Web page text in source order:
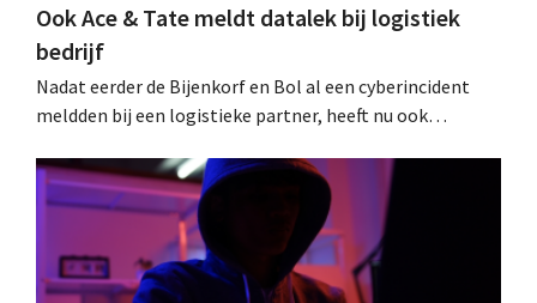
Ook Ace & Tate meldt datalek bij logistiek
bedrijf
Nadat eerder de Bijenkorf en Bol al een cyberincident
meldden bij een logistieke partner, heeft nu ook
datalek. Financiële gegevens, gebruikersnamen en
wachtwoorden zijn niet getroffen.